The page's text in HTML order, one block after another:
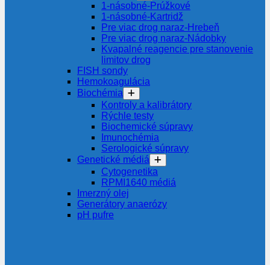
1-násobné-Prúžkové
1-násobné-Kartridž
Pre viac drog naraz-Hrebeň
Pre viac drog naraz-Nádobky
Kvapalné reagencie pre stanovenie
limitov drog
FISH sondy
Hemokoagulácia
Biochémia
Kontroly a kalibrátory
Rýchle testy
Biochemické súpravy
Imunochémia
Serologické súpravy
Genetické médiá
Cytogenetika
RPMI1640 médiá
Imerzný olej
Generátory anaerózy
pH pufre